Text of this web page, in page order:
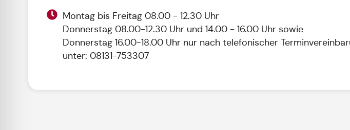
Montag bis Freitag 08.00 - 12.30 Uhr
Donnerstag 08.00-12.30 Uhr und 14.00 - 16.00 Uhr sowie
Donnerstag 16.00-18.00 Uhr nur nach telefonischer
unter: 08131-753307